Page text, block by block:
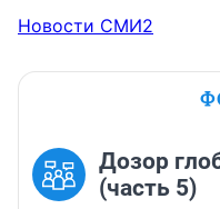
Новости СМИ2
Дозор
(часть 5)